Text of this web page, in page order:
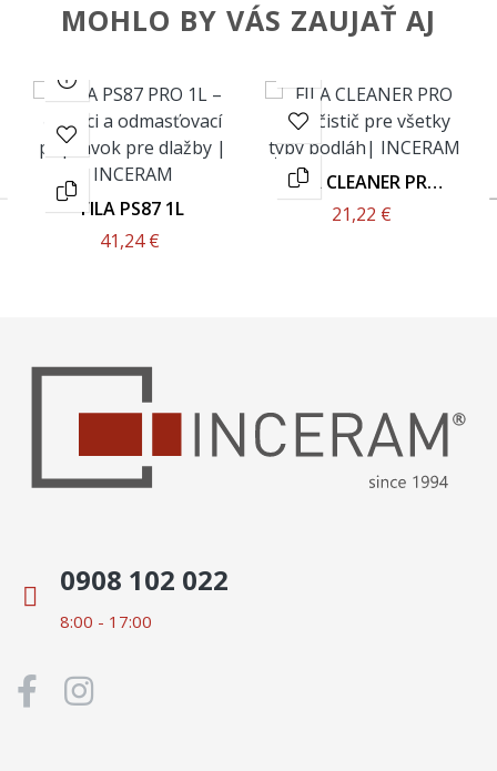
MOHLO BY VÁS ZAUJAŤ AJ
FILA PS87 1L
41,24 €
FILA CLEANER PRO
1L
21,22 €
0908 102 022
8:00 - 17:00